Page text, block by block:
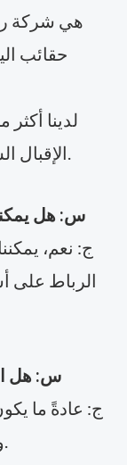
حقائب
الإقبال الشهري لمصنعنا حوالي 50,000 وحدة.
س: هل
ج: نعم،
الرباط على
س: هل
وأحيانًا نرحب أيضًا بالكميات الصغيرة.